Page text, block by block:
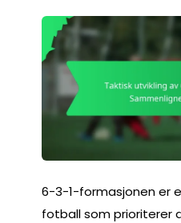
6-3-1-formasjonen er
fotball som prioriterer